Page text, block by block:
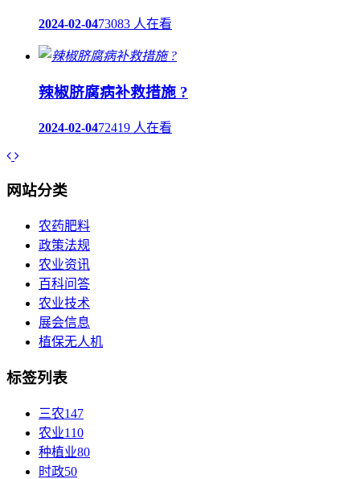
2024-02-0473083 人在看
辣椒脐腐病补救措施 ?
2024-02-0472419 人在看
网站分类
农药肥料
政策法规
农业资讯
百科问答
农业技术
展会信息
植保无人机
标签列表
三农147
农业110
种植业80
时政50